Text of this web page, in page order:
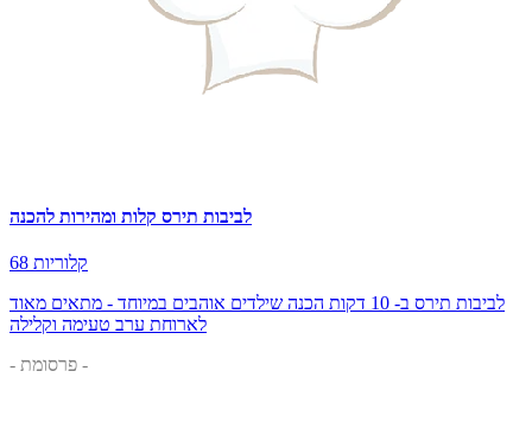
לביבות תירס קלות ומהירות להכנה
68 קלוריות
לביבות תירס ב- 10 דקות הכנה שילדים אוהבים במיוחד - מתאים מאוד
לארוחת ערב טעימה וקלילה
- פרסומת -